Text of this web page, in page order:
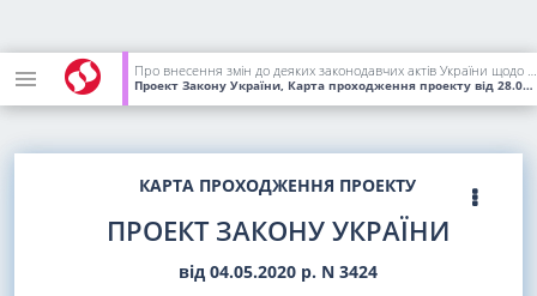
Про внесення змін до деяких законодавчих актів України щодо звільнення від сплати судового збору у зв'язку з оскарженням постанов у справах про адміністративні правопорушення
Проект Закону України, Карта проходження проекту від 28.09.2020
КАРТА ПРОХОДЖЕННЯ ПРОЕКТУ
ПРОЕКТ ЗАКОНУ УКРАЇНИ
від 04.05.2020 р. N 3424